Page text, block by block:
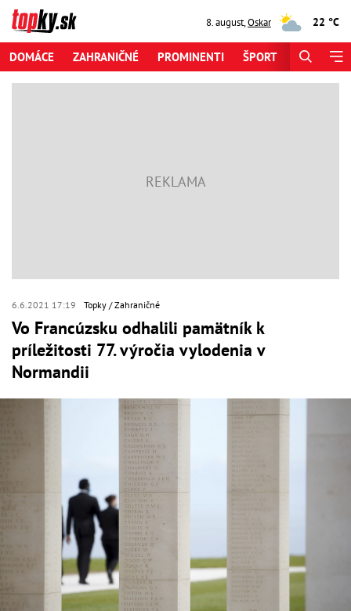
8. august,Oskar 22 °C
DOMÁCE ZAHRANIČNÉ PROMINENTI ŠPORT
6.6.2021 17:19 Topky Zahraničné
Vo Francúzsku odhalili pamätník k
príležitosti 77. výročia vylodenia v
Normandii